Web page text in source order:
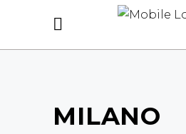
MILANO